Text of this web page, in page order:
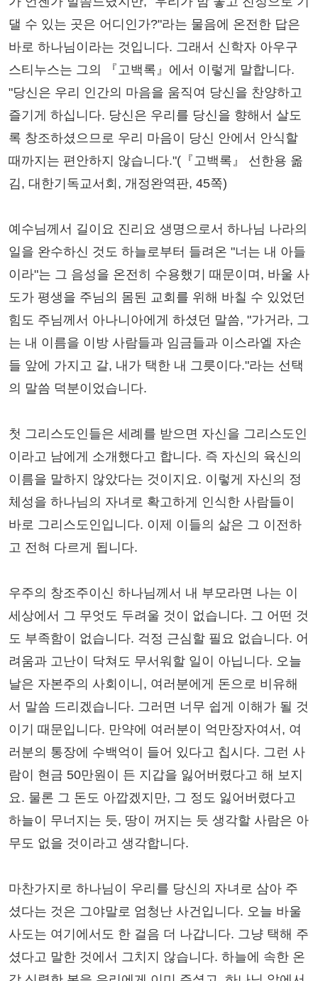
댈 수 있는 곳은 어디인가?"라는 물음에 온전한 답은
바로 하나님이라는 것입니다. 그래서 신학자 아우구
스티누스는 그의 『고백록』에서 이렇게 말합니다.
"당신은 우리 인간의 마음을 움직여 당신을 찬양하고
즐기게 하십니다. 당신은 우리를 당신을 향해서 살도
록 창조하셨으므로 우리 마음이 당신 안에서 안식할
때까지는 편안하지 않습니다."(『고백록』 선한용 옮
김, 대한기독교서회, 개정완역판, 45쪽)
예수님께서 길이요 진리요 생명으로서 하나님 나라의
일을 완수하신 것도 하늘로부터 들려온 "너는 내 아들
이라"는 그 음성을 온전히 수용했기 때문이며, 바울 사
도가 평생을 주님의 몸된 교회를 위해 바칠 수 있었던
힘도 주님께서 아나니아에게 하셨던 말씀, "가거라, 그
는 내 이름을 이방 사람들과 임금들과 이스라엘 자손
들 앞에 가지고 갈, 내가 택한 내 그릇이다."라는 선택
의 말씀 덕분이었습니다.
첫 그리스도인들은 세례를 받으면 자신을 그리스도인
이라고 남에게 소개했다고 합니다. 즉 자신의 육신의
이름을 말하지 않았다는 것이지요. 이렇게 자신의 정
체성을 하나님의 자녀로 확고하게 인식한 사람들이
바로 그리스도인입니다. 이제 이들의 삶은 그 이전하
고 전혀 다르게 됩니다.
우주의 창조주이신 하나님께서 내 부모라면 나는 이
세상에서 그 무엇도 두려울 것이 없습니다. 그 어떤 것
도 부족함이 없습니다. 걱정 근심할 필요 없습니다. 어
려움과 고난이 닥쳐도 무서워할 일이 아닙니다. 오늘
날은 자본주의 사회이니, 여러분에게 돈으로 비유해
서 말씀 드리겠습니다. 그러면 너무 쉽게 이해가 될 것
이기 때문입니다. 만약에 여러분이 억만장자여서, 여
러분의 통장에 수백억이 들어 있다고 칩시다. 그런 사
람이 현금 50만원이 든 지갑을 잃어버렸다고 해 보지
요. 물론 그 돈도 아깝겠지만, 그 정도 잃어버렸다고
하늘이 무너지는 듯, 땅이 꺼지는 듯 생각할 사람은 아
무도 없을 것이라고 생각합니다.
마찬가지로 하나님이 우리를 당신의 자녀로 삼아 주
셨다는 것은 그야말로 엄청난 사건입니다. 오늘 바울
사도는 여기에서도 한 걸음 더 나갑니다. 그냥 택해 주
셨다고 말한 것에서 그치지 않습니다. 하늘에 속한 온